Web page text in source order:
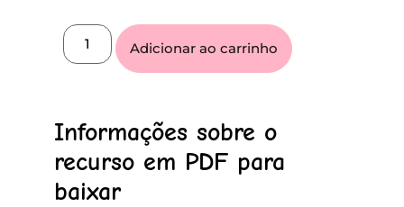
Adicionar ao carrinho
Informações sobre o
recurso em PDF para
baixar